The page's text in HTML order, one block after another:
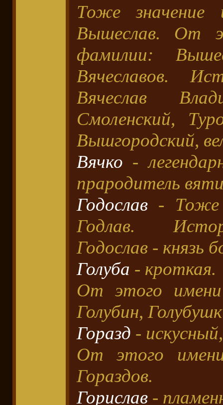
Тоже значение
Вышеслав. От
фамилии:
Вячеславов.
Вячеслав
Смоленский,
Вышгородский,
Вячко -
прародитель
Годослав- Тоже
Годлав.
Годослав - князь
Голуба - кроткая.
От этого
Голубин,
Горазд -
От этого
Гораздов.
Горислав-